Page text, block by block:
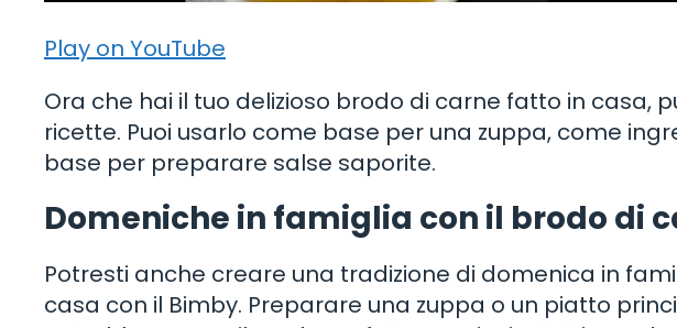
Play on YouTube
Ora che hai il tuo delizioso brodo di carne fatto in casa,
ricette. Puoi usarlo come base per una zuppa, come
base per preparare salse saporite.
Domeniche in famiglia con il brodo di
Potresti anche creare una tradizione di domenica in
casa con il Bimby. Preparare una zuppa o un piatto